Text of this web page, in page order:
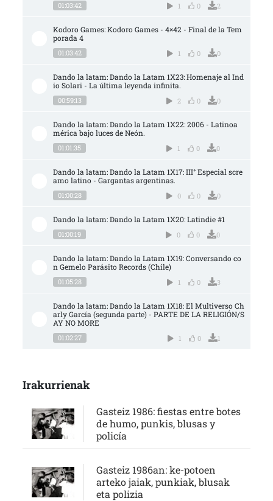
01:03:42 1 0 2
Kodoro Games: Kodoro Games - 4×42 - Final de la Tem
porada 4
01:03:42 1 0 0
Dando la latam: Dando la Latam 1X23: Homenaje al Ind
io Solari - La última leyenda infinita.
00:59:13 2 0 0
Dando la latam: Dando la Latam 1X22: 2006 - Latinoa
mérica bajo luces de Neón.
01:01:35 1 0 0
Dando la latam: Dando la Latam 1X17: III° Especial scre
amo latino - Gargantas argentinas.
01:00:28 0 0 0
Dando la latam: Dando la Latam 1X20: Latindie #1
01:00:19 0 0 0
Dando la latam: Dando la Latam 1X19: Conversando co
n Gemelo Parásito Records (Chile)
01:05:28 1 0 3
Dando la latam: Dando la Latam 1X18: El Multiverso Ch
arly García (segunda parte) - PARTE DE LA RELIGIÓN/S
AY NO MORE
01:02:27 1 0 1
Irakurrienak
Gasteiz 1986: fiestas entre botes
de humo, punkis, blusas y
policía
Gasteiz 1986an: ke-potoen
arteko jaiak, punkiak, blusak
eta polizia